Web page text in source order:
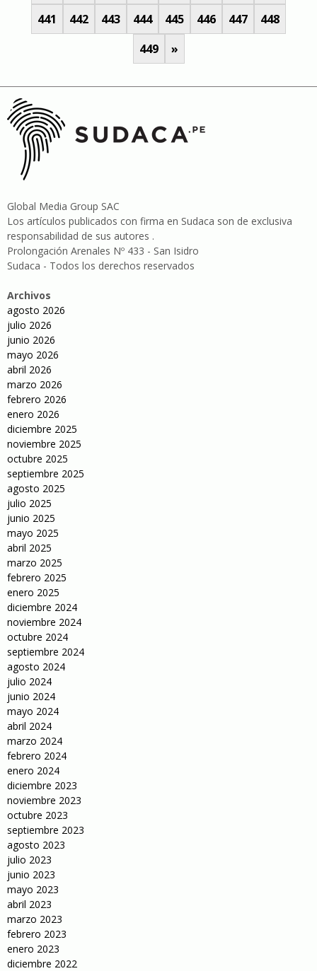
441 442 443 444 445 446 447
448
449
»
Global Media Group SAC
Los artículos publicados con firma en Sudaca son de exclusiva
responsabilidad de sus autores .
Prolongación Arenales Nº 433 - San Isidro
Sudaca - Todos los derechos reservados
Archivos
agosto 2026
julio 2026
junio 2026
mayo 2026
abril 2026
marzo 2026
febrero 2026
enero 2026
diciembre 2025
noviembre 2025
octubre 2025
septiembre 2025
agosto 2025
julio 2025
junio 2025
mayo 2025
abril 2025
marzo 2025
febrero 2025
enero 2025
diciembre 2024
noviembre 2024
octubre 2024
septiembre 2024
agosto 2024
julio 2024
junio 2024
mayo 2024
abril 2024
marzo 2024
febrero 2024
enero 2024
diciembre 2023
noviembre 2023
octubre 2023
septiembre 2023
agosto 2023
julio 2023
junio 2023
mayo 2023
abril 2023
marzo 2023
febrero 2023
enero 2023
diciembre 2022